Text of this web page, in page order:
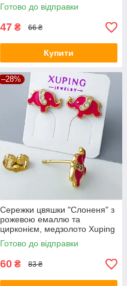
Готово до відправки
47 ₴ 66 ₴
Купити
–28%
Сережки цвяшки "Слоненя" з
рожевою емаллю та
цирконієм, медзолото Xuping
позолота 18К
Готово до відправки
60 ₴ 83 ₴